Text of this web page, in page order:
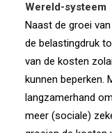
Wereld-systeem
Naast de groei
de belastingdruk
van de kosten
kunnen beperken.
langzamerhand
meer (sociale)